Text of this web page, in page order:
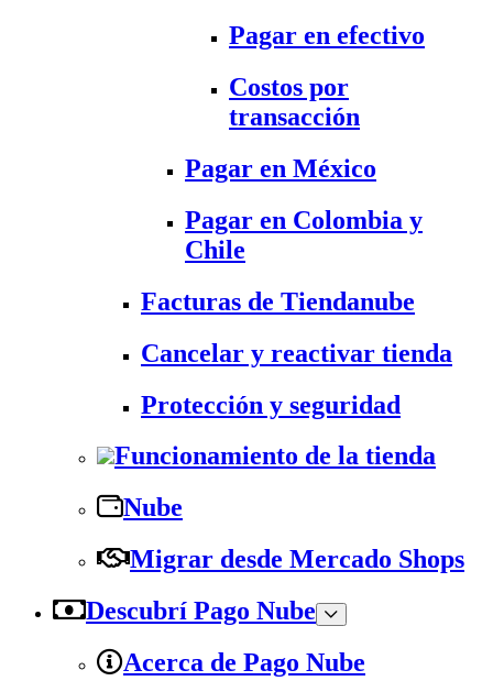
Pagar en efectivo
Costos por
transacción
Pagar en México
Pagar en Colombia y
Chile
Facturas de Tiendanube
Cancelar y reactivar tienda
Protección y seguridad
Funcionamiento de la tienda
Nube
Migrar desde Mercado Shops
Descubrí Pago Nube
Acerca de Pago Nube